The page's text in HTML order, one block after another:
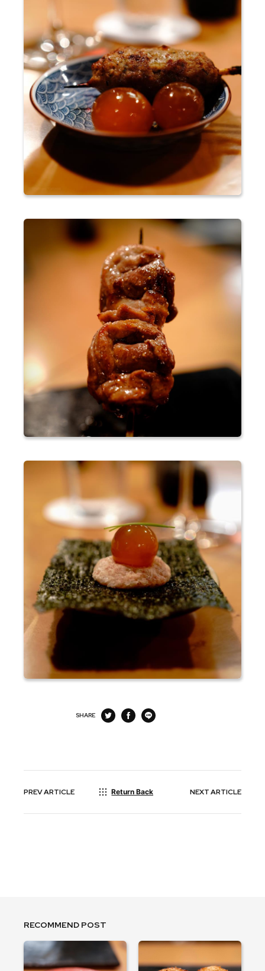
SHARE
PREVARTICLE Return Back NEXTARTICLE
RECOMMEND POST